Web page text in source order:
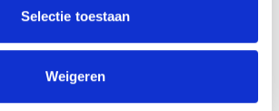
Selectie toestaan
Weigeren